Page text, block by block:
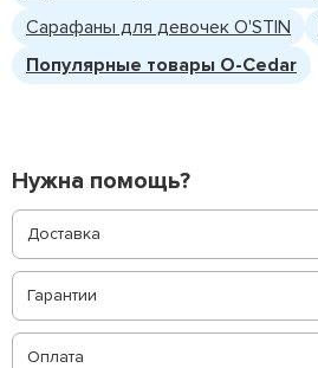
Сарафаны для девочек O'STIN
Популярные товары O-Cedar
Нужна помощь?
Доставка
Гарантии
Оплата